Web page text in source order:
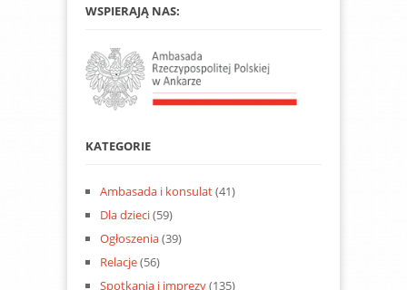
WSPIERAJĄ NAS:
KATEGORIE
Ambasada i konsulat(41)
Dla dzieci(59)
Ogłoszenia(39)
Relacje(56)
Spotkania i imprezy(135)